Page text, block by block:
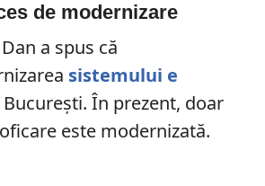
de modernizare
a spus că
sistemului e
În prezent, doar
este modernizată.